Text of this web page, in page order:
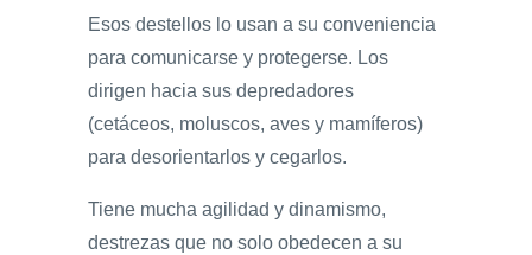
Esos destellos lo usan a su conveniencia
para comunicarse y protegerse. Los
dirigen hacia sus depredadores
(cetáceos, moluscos, aves y mamíferos)
para desorientarlos y cegarlos.
Tiene mucha agilidad y dinamismo,
destrezas que no solo obedecen a su